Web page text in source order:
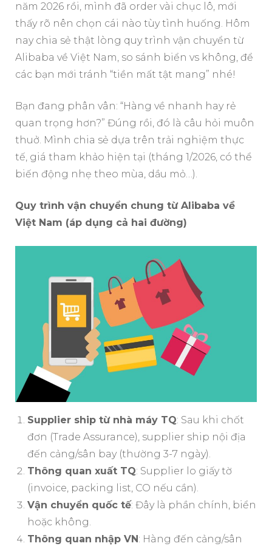
năm 2026 rồi, mình đã order vài chục lô, mới
thấy rõ nên chọn cái nào tùy tình huống. Hôm
nay chia sẻ thật lòng quy trình vận chuyển từ
Alibaba về Việt Nam, so sánh biển vs không, để
các bạn mới tránh “tiền mất tật mang” nhé!
Bạn đang phân vân: “Hàng về nhanh hay rẻ
quan trọng hơn?” Đúng rồi, đó là câu hỏi muôn
thuở. Mình chia sẻ dựa trên trải nghiệm thực
tế, giá tham khảo hiện tại (tháng 1/2026, có thể
biến động nhẹ theo mùa, dầu mỏ…).
Quy trình vận chuyển chung từ Alibaba về
Việt Nam (áp dụng cả hai đường)
Supplier ship từ nhà máy TQ: Sau khi chốt
đơn (Trade Assurance), supplier ship nội địa
đến cảng/sân bay (thường 3-7 ngày).
Thông quan xuất TQ: Supplier lo giấy tờ
(invoice, packing list, CO nếu cần).
Vận chuyển quốc tế: Đây là phần chính, biển
hoặc không.
Thông quan nhập VN: Hàng đến cảng/sân